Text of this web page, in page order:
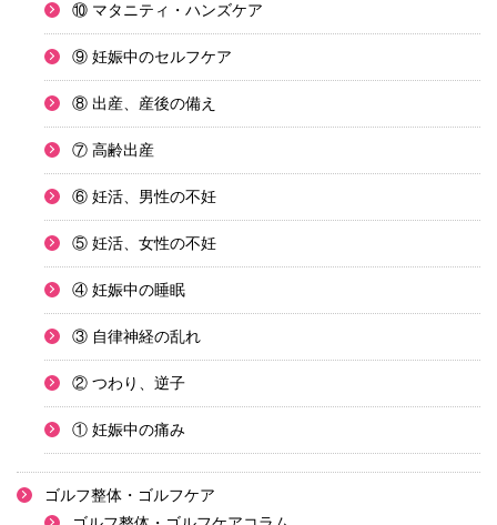
⑩ マタニティ・ハンズケア
⑨ 妊娠中のセルフケア
⑧ 出産、産後の備え
⑦ 高齢出産
⑥ 妊活、男性の不妊
⑤ 妊活、女性の不妊
④ 妊娠中の睡眠
③ 自律神経の乱れ
② つわり、逆子
① 妊娠中の痛み
ゴルフ整体・ゴルフケア